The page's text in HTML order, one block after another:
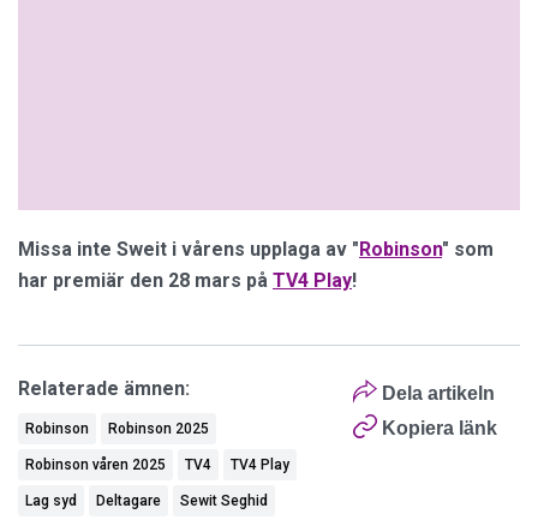
Missa inte Sweit i vårens upplaga av "Robinson" som
har premiär den 28 mars på TV4 Play!
Dela artikeln
Kopiera länk
Relaterade ämnen:
Robinson Robinson 2025
Robinson våren 2025 TV4 TV4 Play
Lag syd Deltagare Sewit Seghid